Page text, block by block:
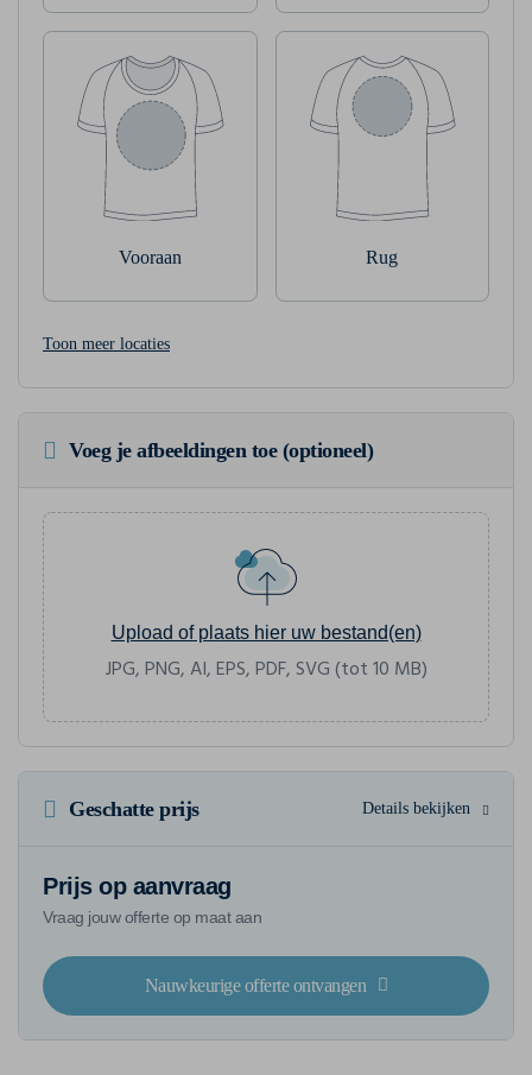
Vooraan Rug
Toon meer locaties
Voeg je afbeeldingen toe (optioneel)
Upload of plaats hier uw bestand(en)
JPG, PNG, AI, EPS, PDF, SVG (tot 10 MB)
Geschatte prijs Details bekijken
Prijs op aanvraag
Vraag jouw offerte op maat aan
Nauwkeurige offerte ontvangen